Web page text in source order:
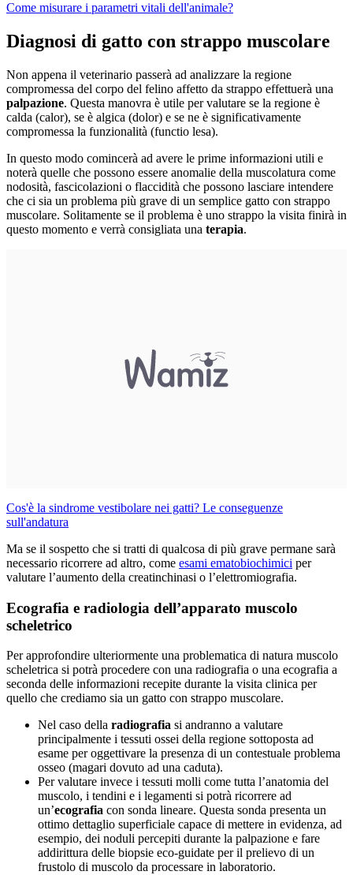
Come misurare i parametri vitali dell'animale?
Diagnosi di gatto con strappo muscolare
Non appena il veterinario passerà ad analizzare la regione
compromessa del corpo del felino affetto da strappo effettuerà una
palpazione. Questa manovra è utile per valutare se la regione è
calda (calor), se è algica (dolor) e se ne è significativamente
compromessa la funzionalità (functio lesa).
In questo modo comincerà ad avere le prime informazioni utili e
noterà quelle che possono essere anomalie della muscolatura come
nodosità, fascicolazioni o flaccidità che possono lasciare intendere
che ci sia un problema più grave di un semplice gatto con strappo
muscolare. Solitamente se il problema è uno strappo la visita finirà in
questo momento e verrà consigliata una terapia.
Cos'è la sindrome vestibolare nei gatti? Le conseguenze
sull'andatura
Ma se il sospetto che si tratti di qualcosa di più grave permane sarà
necessario ricorrere ad altro, come esami ematobiochimici per
valutare l’aumento della creatinchinasi o l’elettromiografia.
Ecografia e radiologia dell’apparato muscolo
scheletrico
Per approfondire ulteriormente una problematica di natura muscolo
scheletrica si potrà procedere con una radiografia o una ecografia a
seconda delle informazioni recepite durante la visita clinica per
quello che crediamo sia un gatto con strappo muscolare.
Nel caso della radiografia si andranno a valutare
principalmente i tessuti ossei della regione sottoposta ad
esame per oggettivare la presenza di un contestuale problema
osseo (magari dovuto ad una caduta).
Per valutare invece i tessuti molli come tutta l’anatomia del
muscolo, i tendini e i legamenti si potrà ricorrere ad
un’ecografia con sonda lineare. Questa sonda presenta un
ottimo dettaglio superficiale capace di mettere in evidenza, ad
esempio, dei noduli percepiti durante la palpazione e fare
addirittura delle biopsie eco-guidate per il prelievo di un
frustolo di muscolo da processare in laboratorio.